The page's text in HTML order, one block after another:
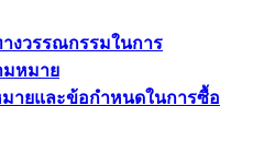
งวรรณกรรมในการ
มหมาย
ายและข้อกำหนดในการซื้อ